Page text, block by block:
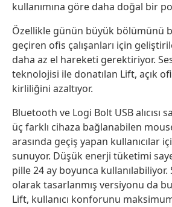
kullanımına göre daha doğal bir
Özellikle günün büyük bölümünü
geçiren ofis çalışanları için
daha az el hareketi gerektiriyor.
teknolojisi ile donatılan Lift, açık
kirliliğini azaltıyor.
Bluetooth ve Logi Bolt USB alıcısı
üç farklı cihaza bağlanabilen
arasında geçiş yapan kullanıcılar
sunuyor. Düşük enerji tüketimi
pille 24 ay boyunca kullanılabiliyor.
olarak tasarlanmış versiyonu da
Lift, kullanıcı konforunu